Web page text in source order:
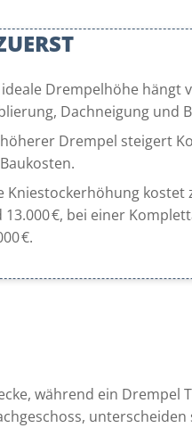
ideale Drempelhöhe hängt
Dachneigung und
Drempel steigert
Kniestockerhöhung kostet
13.000 €, bei einer
€.
während ein Drempel
unterscheiden